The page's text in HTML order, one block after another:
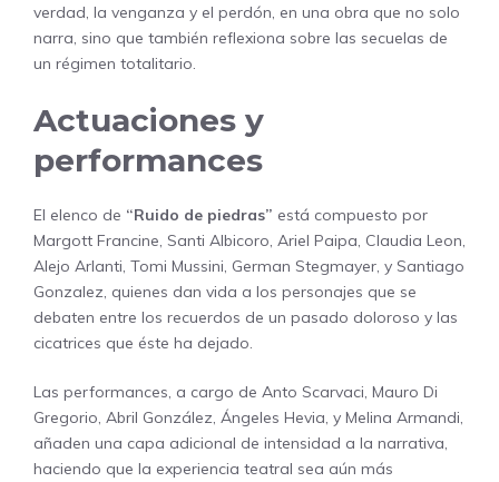
verdad, la venganza y el perdón, en una obra que no solo
narra, sino que también reflexiona sobre las secuelas de
un régimen totalitario.
Actuaciones y
performances
El elenco de “Ruido de piedras” está compuesto por
Margott Francine, Santi Albicoro, Ariel Paipa, Claudia Leon,
Alejo Arlanti, Tomi Mussini, German Stegmayer, y Santiago
Gonzalez, quienes dan vida a los personajes que se
debaten entre los recuerdos de un pasado doloroso y las
cicatrices que éste ha dejado.
Las performances, a cargo de Anto Scarvaci, Mauro Di
Gregorio, Abril González, Ángeles Hevia, y Melina Armandi,
añaden una capa adicional de intensidad a la narrativa,
haciendo que la experiencia teatral sea aún más